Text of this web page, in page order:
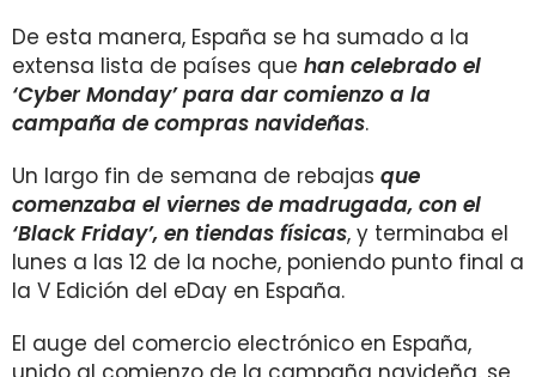
De esta manera, España se ha sumado a la
extensa lista de países que han celebrado el
‘Cyber Monday’ para dar comienzo a la
campaña de compras navideñas.
Un largo fin de semana de rebajas que
comenzaba el viernes de madrugada, con el
‘Black Friday’, en tiendas físicas, y terminaba el
lunes a las 12 de la noche, poniendo punto final a
la V Edición del eDay en España.
El auge del comercio electrónico en España,